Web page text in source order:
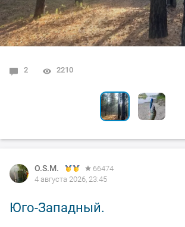
2 2210
6 2060
O.S.M.
66474
4 августа 2026, 23:45
Юго-Западный.